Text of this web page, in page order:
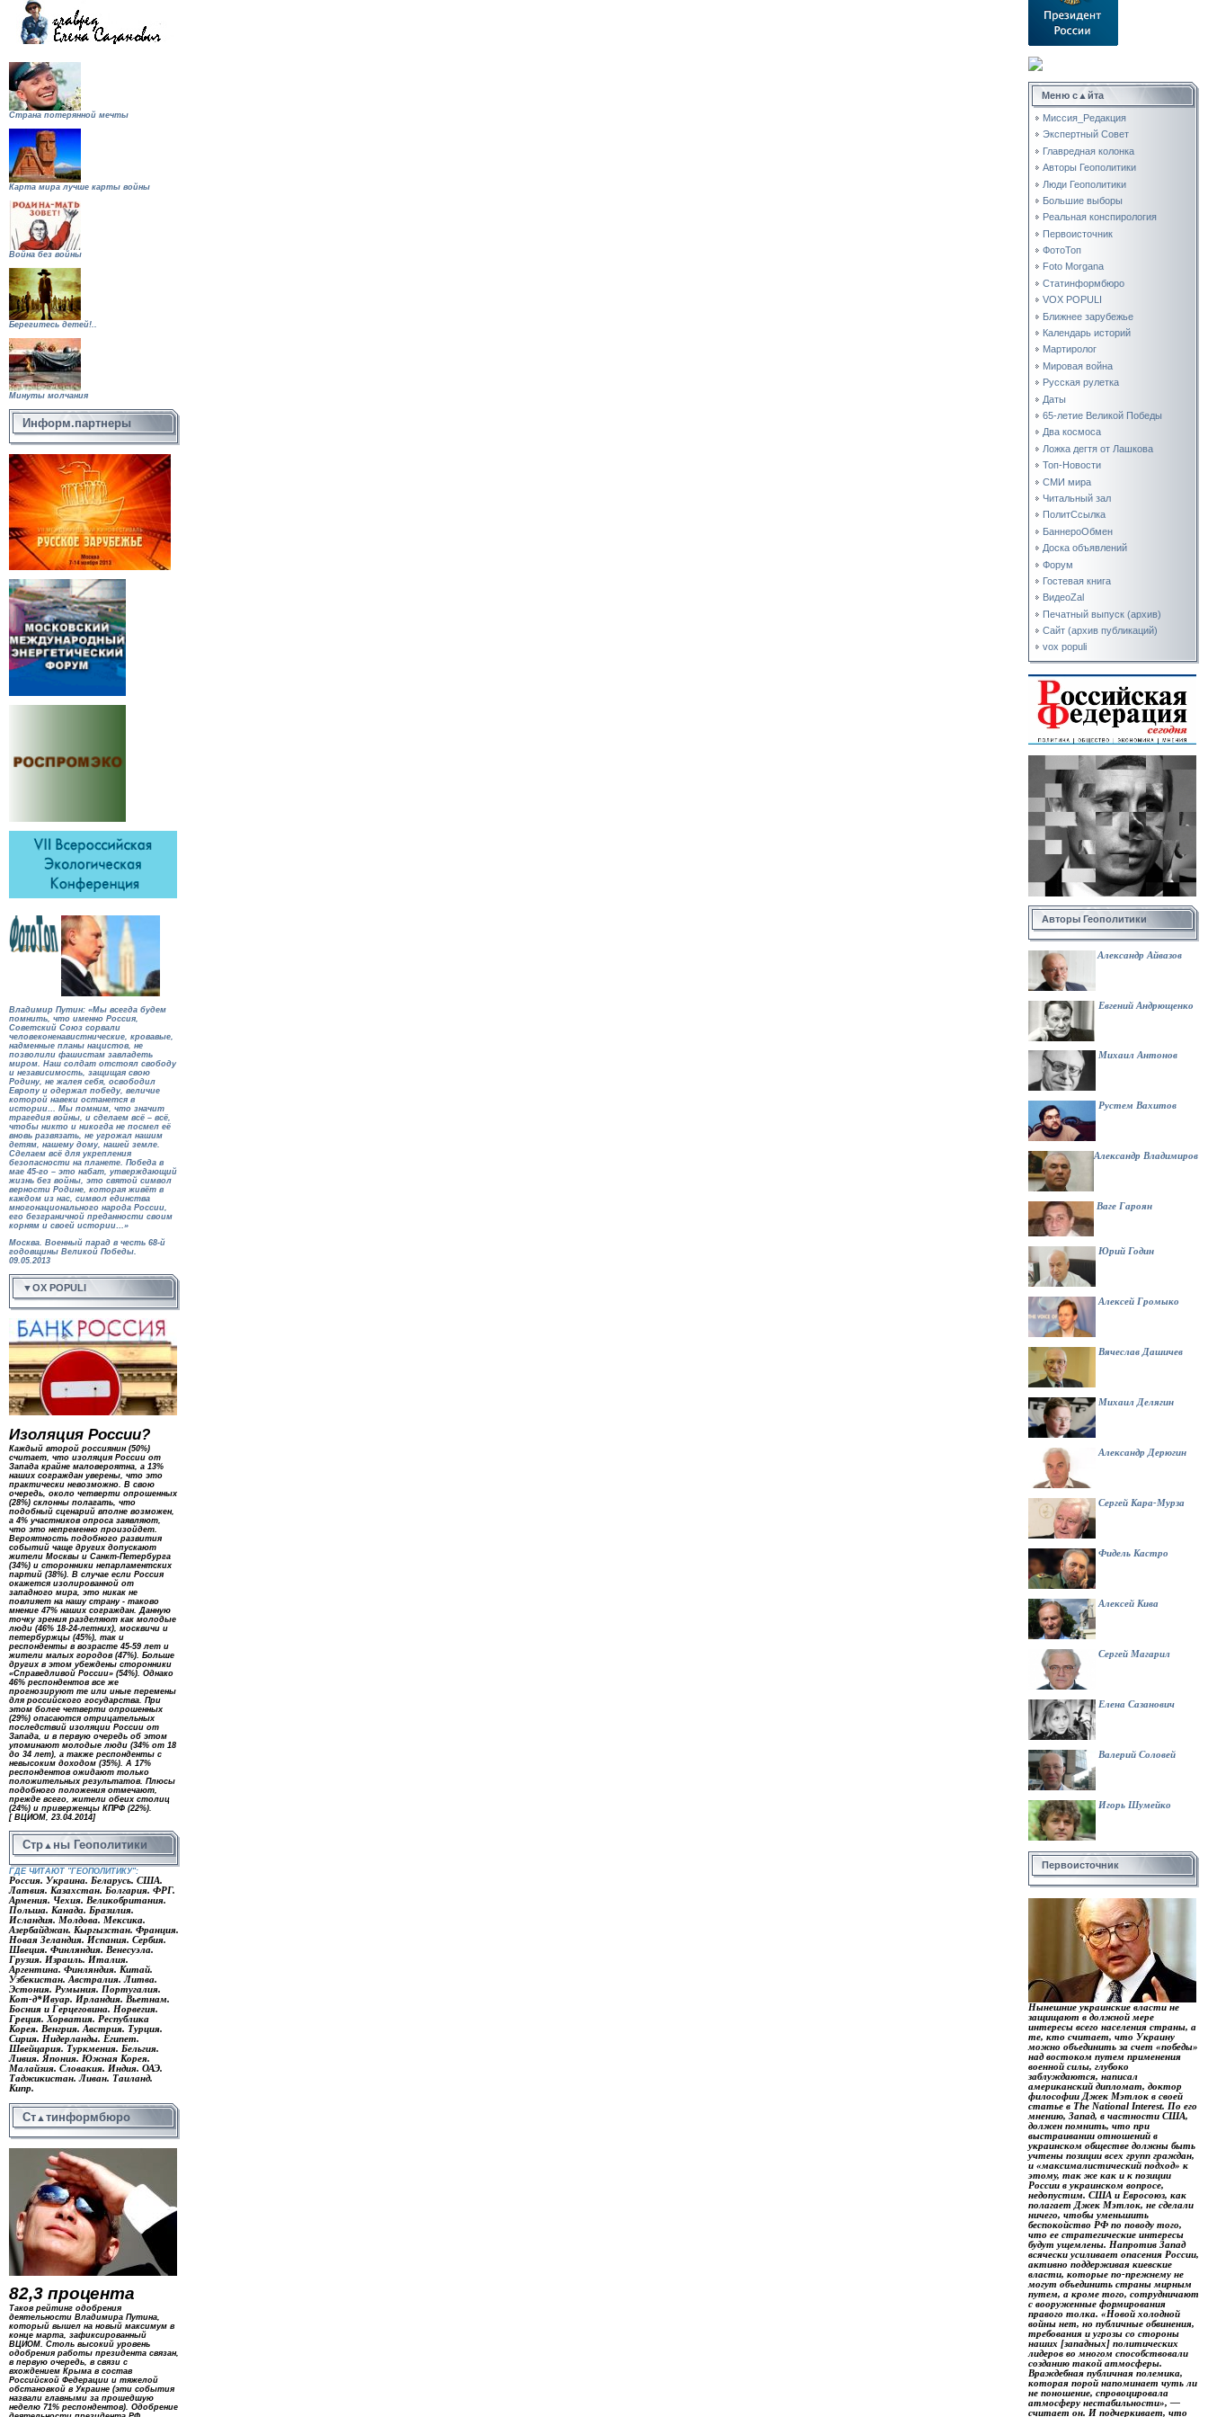
Страна потерянной мечты
Карта мира лучше карты войны
Война без войны
Берегитесь детей!..
Минуты молчания
Информ.партнеры
Владимир Путин: «Мы всегда будем
помнить, что именно Россия,
Советский Союз сорвали
человеконенавистнические, кровавые,
надменные планы нацистов, не
позволили фашистам завладеть
миром. Наш солдат отстоял свободу
и независимость, защищая свою
Родину, не жалея себя, освободил
Европу и одержал победу, величие
которой навеки останется в
истории… Мы помним, что значит
трагедия войны, и сделаем всё – всё,
чтобы никто и никогда не посмел её
вновь развязать, не угрожал нашим
детям, нашему дому, нашей земле.
Сделаем всё для укрепления
безопасности на планете. Победа в
мае 45-го – это набат, утверждающий
жизнь без войны, это святой символ
верности Родине, которая живёт в
каждом из нас, символ единства
многонационального народа России,
его безграничной преданности своим
корням и своей истории…»
Москва. Военный парад в честь 68-й
годовщины Великой Победы.
09.05.2013
▼OX POPULI
Изоляция России?
Каждый второй россиянин (50%)
считает, что изоляция России от
Запада крайне маловероятна, а 13%
наших сограждан уверены, что это
практически невозможно. В свою
очередь, около четверти опрошенных
(28%) склонны полагать, что
подобный сценарий вполне возможен,
а 4% участников опроса заявляют,
что это непременно произойдет.
Вероятность подобного развития
событий чаще других допускают
жители Москвы и Санкт-Петербурга
(34%) и сторонники непарламентских
партий (38%). В случае если Россия
окажется изолированной от
западного мира, это никак не
повлияет на нашу страну - таково
мнение 47% наших сограждан. Данную
точку зрения разделяют как молодые
люди (46% 18-24-летних), москвичи и
петербуржцы (45%), так и
респонденты в возрасте 45-59 лет и
жители малых городов (47%). Больше
других в этом убеждены сторонники
«Справедливой России» (54%). Однако
46% респондентов все же
прогнозируют те или иные перемены
для российского государства. При
этом более четверти опрошенных
(29%) опасаются отрицательных
последствий изоляции России от
Запада, и в первую очередь об этом
упоминают молодые люди (34% от 18
до 34 лет), а также респонденты с
невысоким доходом (35%). А 17%
респондентов ожидают только
положительных результатов. Плюсы
подобного положения отмечают,
прежде всего, жители обеих столиц
(24%) и приверженцы КПРФ (22%).
[ ВЦИОМ, 23.04.2014]
Стр ▲ ны Геополитики
ГДЕ ЧИТАЮТ "ГЕОПОЛИТИКУ":
Россия. Украина. Беларусь. США.
Латвия. Казахстан. Болгария. ФРГ.
Армения. Чехия. Великобритания.
Польша. Канада. Бразилия.
Исландия. Молдова. Мексика.
Азербайджан. Кыргызстан. Франция.
Новая Зеландия. Испания. Сербия.
Швеция. Финляндия. Венесуэла.
Грузия. Израиль. Италия.
Аргентина. Финляндия. Китай.
Узбекистан. Австралия. Литва.
Эстония. Румыния. Португалия.
Кот-д*Ивуар. Ирландия. Вьетнам.
Босния и Герцеговина. Норвегия.
Греция. Хорватия. Республика
Корея. Венгрия. Австрия. Турция.
Сирия. Нидерланды. Египет.
Швейцария. Туркмения. Бельгия.
Ливия. Япония. Южная Корея.
Малайзия. Словакия. Индия. ОАЭ.
Таджикистан. Ливан. Таиланд.
Кипр.
Ст ▲ тинформбюро
82,3 процента
Таков рейтинг одобрения
деятельности Владимира Путина,
который вышел на новый максимум в
конце марта, зафиксированный
ВЦИОМ. Столь высокий уровень
одобрения работы президента связан,
в первую очередь, в связи с
вхождением Крыма в состав
Российской Федерации и тяжелой
обстановкой в Украине (эти события
назвали главными за прошедшую
неделю 71% респондентов). Одобрение
Меню с▲йта
Миссия_Редакция
Экспертный Совет
Главредная колонка
Авторы Геополитики
Люди Геополитики
Большие выборы
Реальная конспирология
Первоисточник
ФотоТоп
Foto Morgana
Статинформбюро
VOX POPULI
Ближнее зарубежье
Календарь историй
Мартиролог
Мировая война
Русская рулетка
Даты
65-летие Великой Победы
Два космоса
Ложка дегтя от Лашкова
Топ-Новости
СМИ мира
Читальный зал
ПолитСсылка
БаннероОбмен
Доска объявлений
Форум
Гостевая книга
ВидеоZal
Печатный выпуск (архив)
Сайт (архив публикаций)
vox populi
Авторы Геополитики
Александр Айвазов
Евгений Андрющенко
Михаил Антонов
Рустем Вахитов
Александр Владимиров
Ваге Гароян
Юрий Годин
Алексей Громыко
Вячеслав Дашичев
Михаил Делягин
Александр Дерюгин
Сергей Кара-Мурза
Фидель Кастро
Алексей Кива
Сергей Магарил
Елена Сазанович
Валерий Соловей
Игорь Шумейко
Первоисточник
Нынешние украинские власти не
защищают в должной мере
интересы всего населения страны, а
те, кто считает, что Украину
можно объединить за счет «победы»
над востоком путем применения
военной силы, глубоко
заблуждаются, написал
американский дипломат, доктор
философии Джек Мэтлок в своей
статье в The National Interest. По его
мнению, Запад, в частности США,
должен помнить, что при
выстраивании отношений в
украинском обществе должны быть
учтены позиции всех групп граждан,
и «максималистический подход» к
этому, так же как и к позиции
России в украинском вопросе,
недопустим. США и Евросоюз, как
полагает Джек Мэтлок, не сделали
ничего, чтобы уменьшить
беспокойство РФ по поводу того,
что ее стратегические интересы
будут ущемлены. Напротив Запад
всячески усиливает опасения России,
активно поддерживая киевские
власти, которые по-прежнему не
могут объединить страны мирным
путем, а кроме того, сотрудничают
с вооруженные формирования
правого толка. «Новой холодной
войны нет, но публичные обвинения,
требования и угрозы со стороны
наших [западных] политических
лидеров во многом способствовали
созданию такой атмосферы.
Враждебная публичная полемика,
которая порой напоминает чуть ли
не поношение, спровоцировала
атмосферу нестабильности», —
считает он. И подчеркивает, что